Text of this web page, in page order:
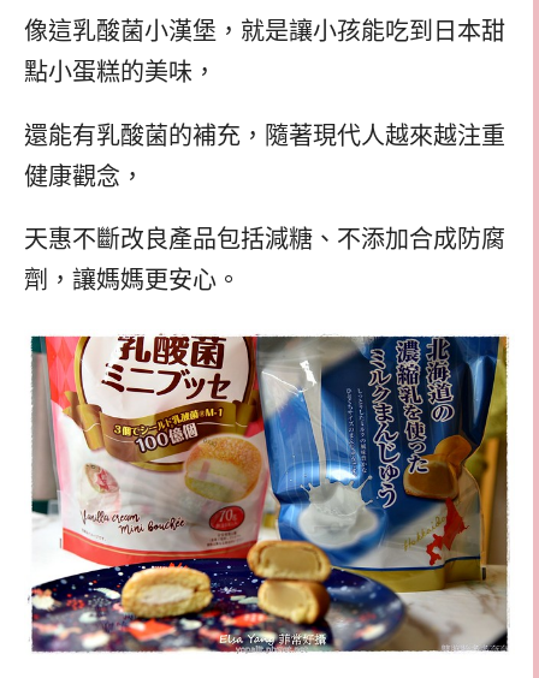
像這乳酸菌小漢堡，就是讓小孩能吃到日本甜
點小蛋糕的美味，
還能有乳酸菌的補充，隨著現代人越來越注重
健康觀念，
天惠不斷改良產品包括減糖、不添加合成防腐
劑，讓媽媽更安心。